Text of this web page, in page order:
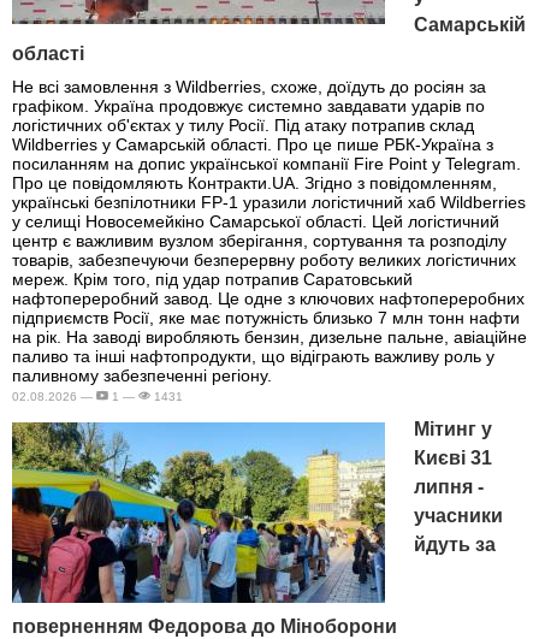
Самарській
області
Не всі замовлення з Wildberries, схоже, доїдуть до росіян за
графіком. Україна продовжує системно завдавати ударів по
логістичних об'єктах у тилу Росії. Під атаку потрапив склад
Wildberries у Самарській області. Про це пише РБК-Україна з
посиланням на допис української компанії Fire Point у Telegram.
Про це повідомляють Контракти.UA. Згідно з повідомленням,
українські безпілотники FP-1 уразили логістичний хаб Wildberries
у селищі Новосемейкіно Самарської області. Цей логістичний
центр є важливим вузлом зберігання, сортування та розподілу
товарів, забезпечуючи безперервну роботу великих логістичних
мереж. Крім того, під удар потрапив Саратовський
нафтопереробний завод. Це одне з ключових нафтопереробних
підприємств Росії, яке має потужність близько 7 млн тонн нафти
на рік. На заводі виробляють бензин, дизельне пальне, авіаційне
паливо та інші нафтопродукти, що відіграють важливу роль у
паливному забезпеченні регіону.
02.08.2026 — 1 — 1431
Мітинг у
Києві 31
липня -
учасники
йдуть за
поверненням Федорова до Міноборони